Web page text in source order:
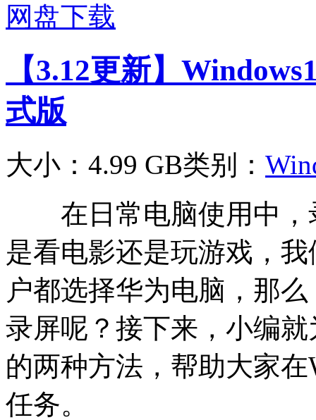
网盘下载
【3.12更新】
式版
大小：4.99 GB类别：
在日常电脑使用中，
是看电影还是玩游戏，
户都选择华为电脑，那
录屏呢？接下来，小编
的两种方法，帮助大家
任务。